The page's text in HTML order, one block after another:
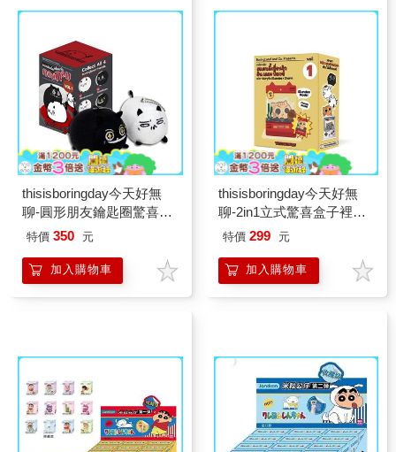
thisisboringday今天好無
聊-圓形朋友鑰匙圈驚喜盒
@6(盲盒)隨機出貨
特價 350 元
加入購物車
thisisboringday今天好無
聊-2in1立式驚喜盒子裡的
朋友@6(盲盒)隨機出貨
特價 299 元
加入購物車